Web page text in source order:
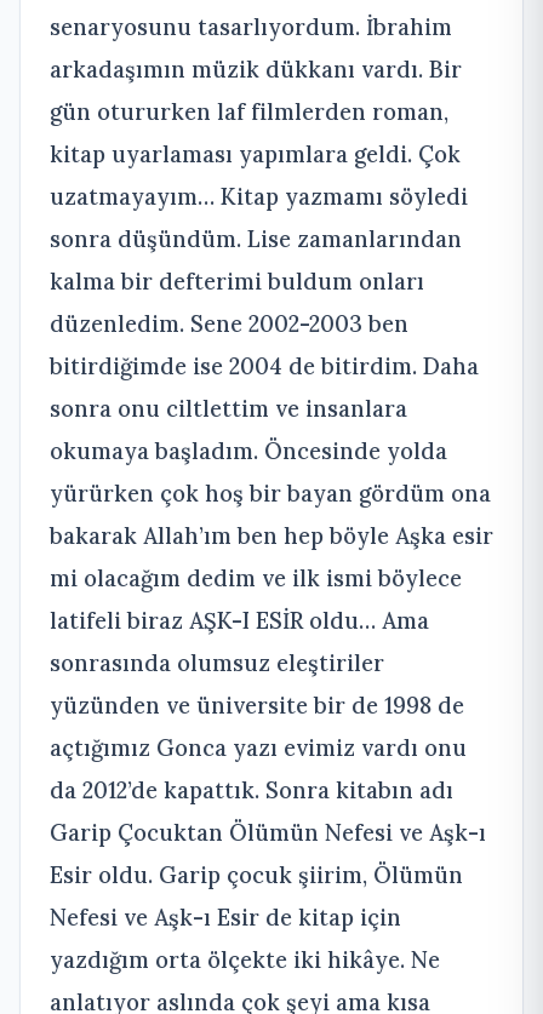
senaryosunu tasarlıyordum. İbrahim
arkadaşımın müzik dükkanı vardı. Bir
gün otururken laf filmlerden roman,
kitap uyarlaması yapımlara geldi. Çok
uzatmayayım… Kitap yazmamı söyledi
sonra düşündüm. Lise zamanlarından
kalma bir defterimi buldum onları
düzenledim. Sene 2002-2003 ben
bitirdiğimde ise 2004 de bitirdim. Daha
sonra onu ciltlettim ve insanlara
okumaya başladım. Öncesinde yolda
yürürken çok hoş bir bayan gördüm ona
bakarak Allah’ım ben hep böyle Aşka esir
mi olacağım dedim ve ilk ismi böylece
latifeli biraz AŞK-I ESİR oldu… Ama
sonrasında olumsuz eleştiriler
yüzünden ve üniversite bir de 1998 de
açtığımız Gonca yazı evimiz vardı onu
da 2012’de kapattık. Sonra kitabın adı
Garip Çocuktan Ölümün Nefesi ve Aşk-ı
Esir oldu. Garip çocuk şiirim, Ölümün
Nefesi ve Aşk-ı Esir de kitap için
yazdığım orta ölçekte iki hikâye. Ne
anlatıyor aslında çok şeyi ama kısa